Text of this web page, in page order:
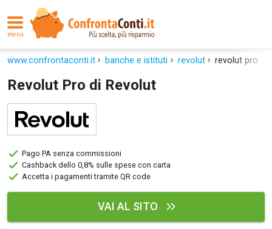
menu
www.confrontaconti.it banche e istituti revolut revolut pro
Revolut Pro di Revolut
Pago PA senza commissioni
Cashback dello 0,8% sulle spese con carta
Accetta i pagamenti tramite QR code
VAI AL SITO